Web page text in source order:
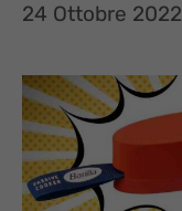
24 Ottobre 2022